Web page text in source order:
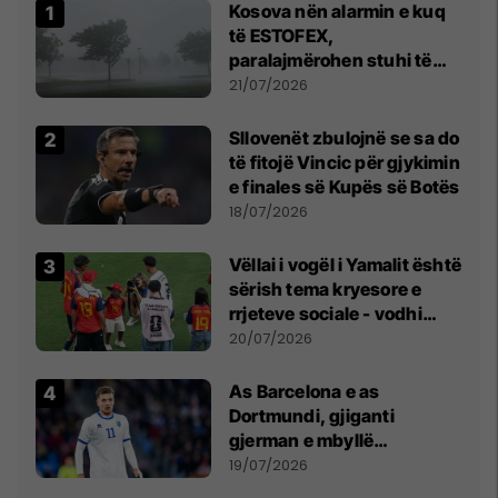
Kosova nën alarmin e kuq
të ESTOFEX,
paralajmërohen stuhi të
fuqishme me breshër dhe
21/07/2026
Sllovenët zbulojnë se sa do
të fitojë Vincic për gjykimin
e finales së Kupës së Botës
18/07/2026
Vëllai i vogël i Yamalit është
sërish tema kryesore e
rrjeteve sociale - vodhi
vëmendjen pas finales së
20/07/2026
As Barcelona e as
Dortmundi, gjiganti
gjerman e mbyllë
marrëveshjen për Fisnik
19/07/2026